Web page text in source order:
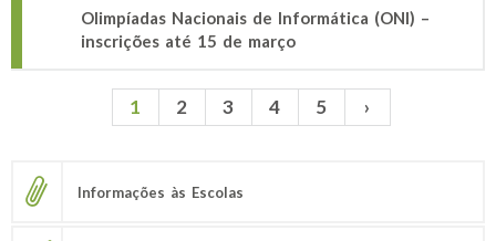
Olimpíadas Nacionais de Informática (ONI) –
inscrições até 15 de março
1 2 3 4 5 ›
Informações às Escolas